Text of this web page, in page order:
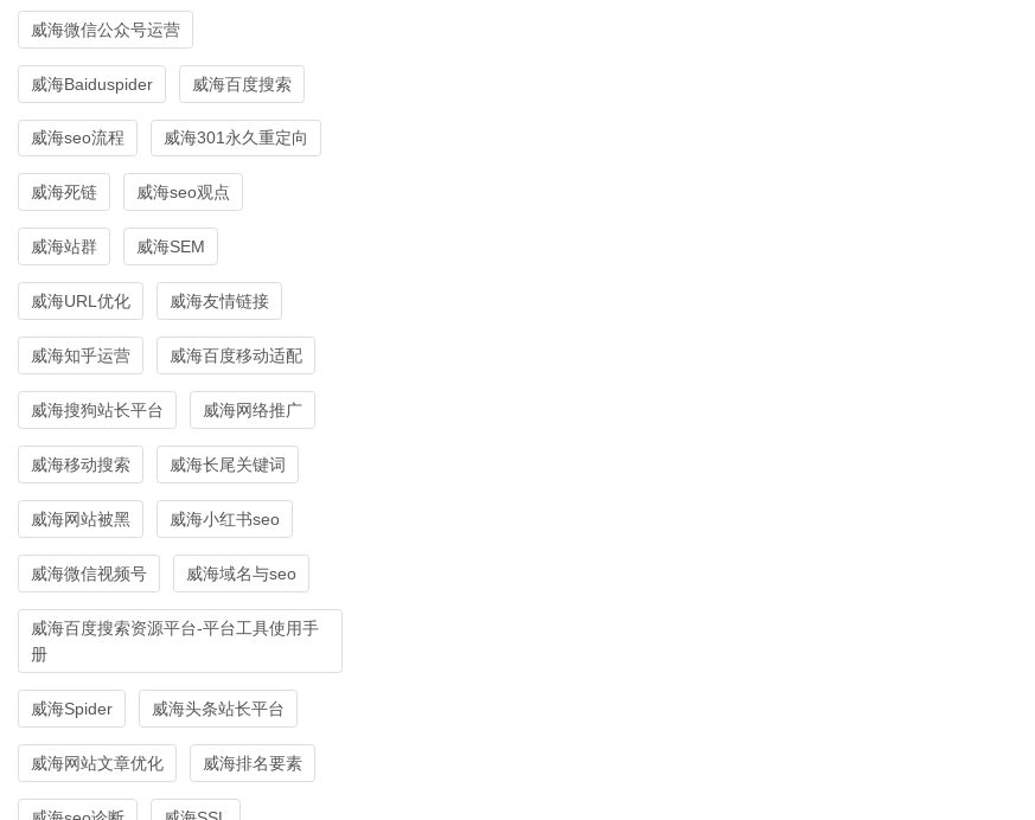
威海微信公众号运营
威海Baiduspider 威海百度搜索
威海seo流程 威海301永久重定向
威海死链 威海seo观点
威海站群 威海SEM
威海URL优化 威海友情链接
威海知乎运营 威海百度移动适配
威海搜狗站长平台 威海网络推广
威海移动搜索 威海长尾关键词
威海网站被黑 威海小红书seo
威海微信视频号 威海域名与seo
威海百度搜索资源平台-平台工具使用手
册
威海Spider 威海头条站长平台
威海网站文章优化 威海排名要素